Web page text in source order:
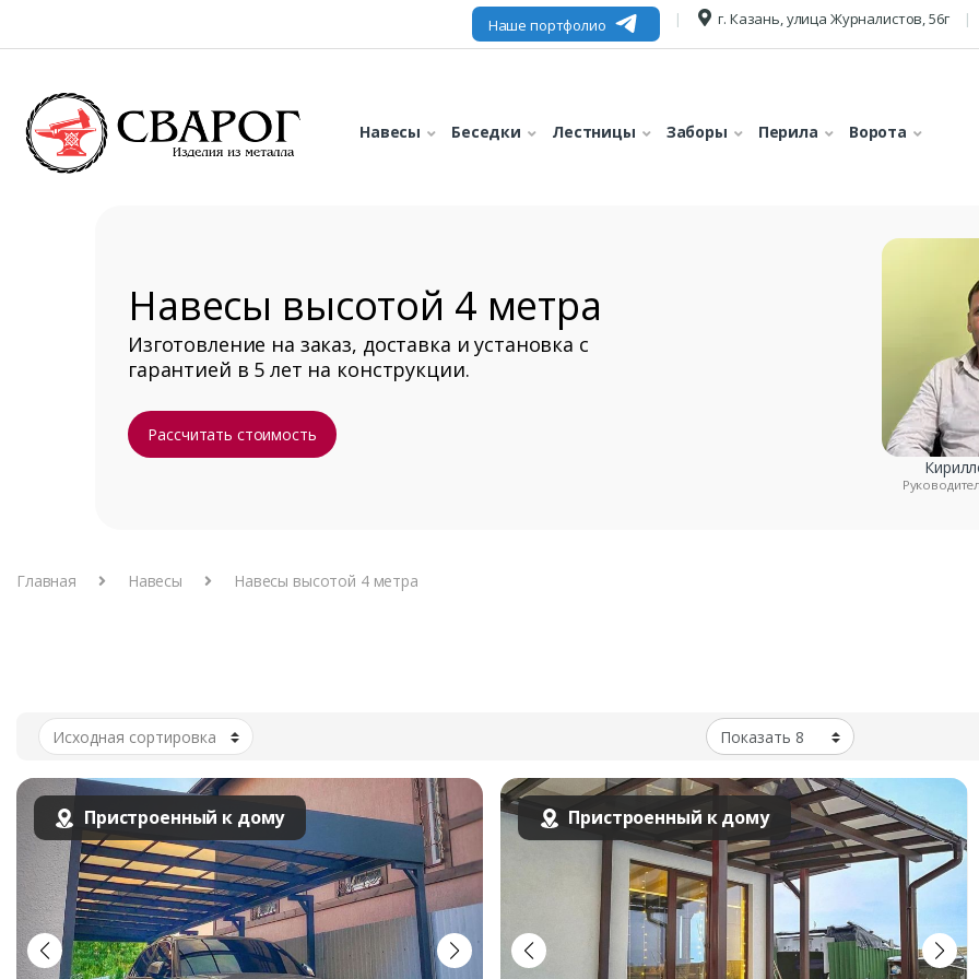
Наше портфолио г. Казань, улица Журналистов, 56г
Навесы Беседки Лестницы Заборы Перила Ворота
Навесы высотой 4 метра
Изготовление на заказ, доставка и установка с
гарантией в 5 лет на конструкции.
Рассчитать стоимость
Главная Навесы Навесы высотой 4 метра
Пристроенный к дому Пристроенный к дому